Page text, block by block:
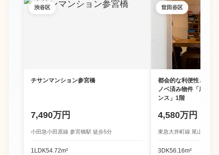
渋谷区
チサンマンション参宮橋
7,490万円
小田急小田原線 参宮橋駅 徒歩5分
1LDK54.72m²
世田谷区
都会的な利便性と豊か
ノベ済み物件「尾山
ンス」1階
4,580万円
東急大井町線 尾山台駅
3DK56.16m²